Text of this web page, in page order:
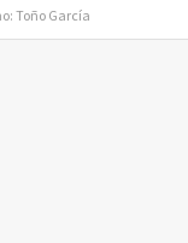
Toño García